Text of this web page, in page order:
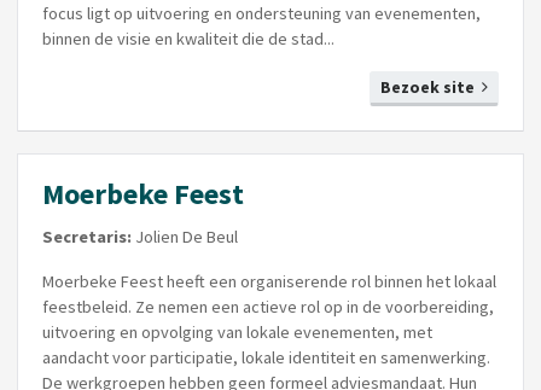
focus ligt op uitvoering en ondersteuning van evenementen,
binnen de visie en kwaliteit die de stad...
Bezoek site
Moerbeke Feest
Secretaris: Jolien De Beul
Moerbeke Feest heeft een organiserende rol binnen het lokaal
feestbeleid. Ze nemen een actieve rol op in de voorbereiding,
uitvoering en opvolging van lokale evenementen, met
aandacht voor participatie, lokale identiteit en samenwerking.
De werkgroepen hebben geen formeel adviesmandaat. Hun